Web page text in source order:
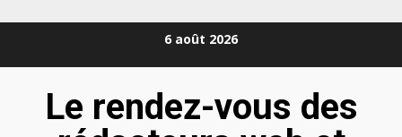
6 août 2026
Le rendez-vous des